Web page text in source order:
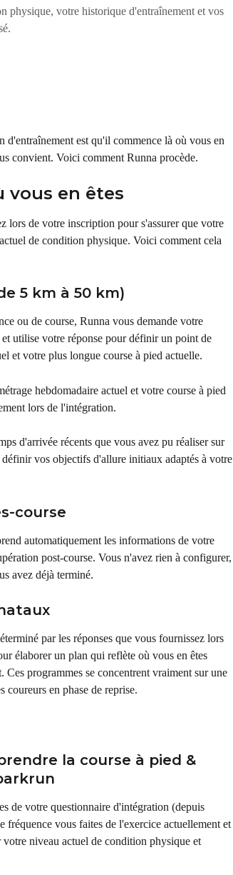
physique, votre historique d'entraînement et vos
d'entraînement est qu'il commence là où vous en
convient. Voici comment Runna procède.
vous en êtes
lors de votre inscription pour s'assurer que votre
de condition physique. Voici comment cela
5 km à 50 km)
ou de course, Runna vous demande votre
utilise votre réponse pour définir un point de
et votre plus longue course à pied actuelle.
hebdomadaire actuel et votre course à pied
lors de l'intégration.
d'arrivée récents que vous avez pu réaliser sur
vos objectifs d'allure initiaux adaptés à votre
course
automatiquement les informations de votre
post-course. Vous n'avez rien à configurer,
avez déjà terminé.
par les réponses que vous fournissez lors
élaborer un plan qui reflète où vous en êtes
programmes se concentrent vraiment sur une
coureurs en phase de reprise.
la course à pied &
de votre questionnaire d'intégration (depuis
fréquence vous faites de l'exercice actuellement et
niveau actuel de condition physique et